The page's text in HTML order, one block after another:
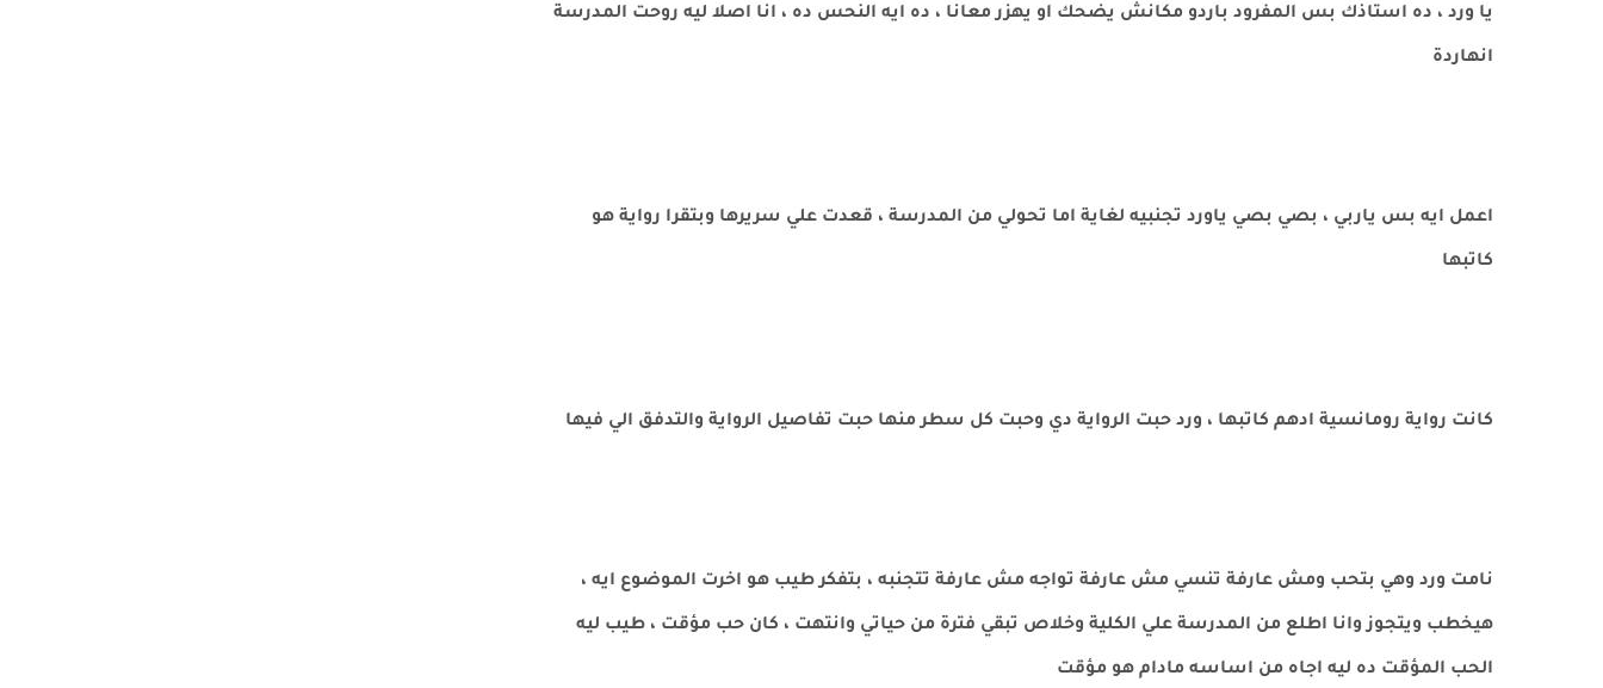
يا ورد ، ده استاذك بس المفرود باردو مكانش يضحك او يهزر معانا ، ده ايه النحس ده ، انا اصلا ليه روحت المدرسة
انهاردة
اعمل ايه بس ياربي ، بصي بصي ياورد تجنبيه لغاية اما تحولي من المدرسة ، قعدت علي سريرها وبتقرا رواية هو
كاتبها
كانت رواية رومانسية ادهم كاتبها ، ورد حبت الرواية دي وحبت كل سطر منها حبت تفاصيل الرواية والتدفق الي فيها
نامت ورد وهي بتحب ومش عارفة تنسي مش عارفة تواجه مش عارفة تتجنبه ، بتفكر طيب هو اخرت الموضوع ايه ،
هيخطب ويتجوز وانا اطلع من المدرسة علي الكلية وخلاص تبقي فترة من حياتي وانتهت ، كان حب مؤقت ، طيب ليه
الحب المؤقت ده ليه اجاه من اساسه مادام هو مؤقت